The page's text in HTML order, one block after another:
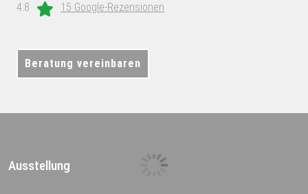
4.8
15 Google-Rezensionen
Beratung vereinbaren
Ausstellung